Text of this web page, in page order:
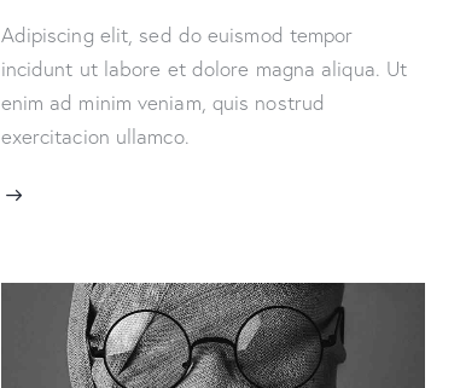
Adipiscing elit, sed do euismod tempor
incidunt ut labore et dolore magna aliqua. Ut
enim ad minim veniam, quis nostrud
exercitacion ullamco.